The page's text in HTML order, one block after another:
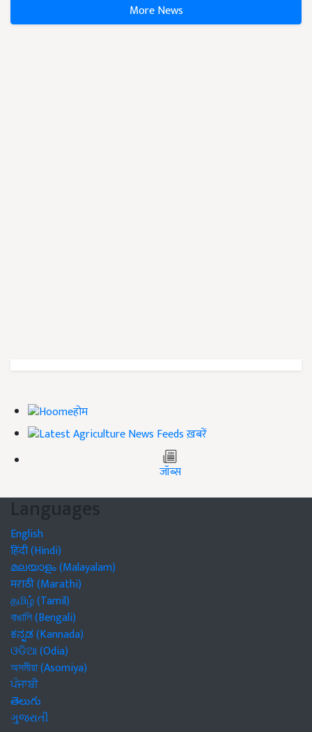
More News
होम
ख़बरें
जॉब्स
Languages
English
हिंदी (Hindi)
മലയാളം (Malayalam)
मराठी (Marathi)
தமிழ் (Tamil)
বাঙালি (Bengali)
ಕನ್ನಡ (Kannada)
ଓଡିଆ (Odia)
অসমীয়া (Asomiya)
ਪੰਜਾਬੀ
తెలుగు
ગુજરાતી